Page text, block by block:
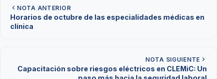
NOTA ANTERIOR
Horarios de octubre de las especialidades médicas en
clínica
NOTA SIGUIENTE
Capacitación sobre riesgos eléctricos en CLEMiC: Un